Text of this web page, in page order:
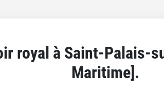
royal à Saint-Palais-
Maritime].